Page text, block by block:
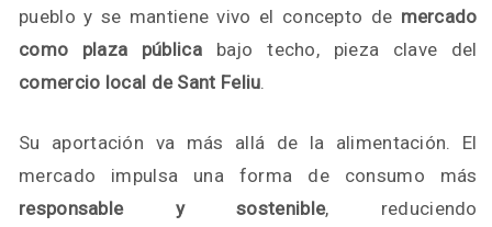
pueblo y se mantiene vivo el concepto de mercado
como plaza públicabajo techo, pieza clave del
comercio local de Sant Feliu.
Su aportación va más allá de la alimentación. El
mercado impulsa una forma de consumo más
responsable y sostenible, reduciendo